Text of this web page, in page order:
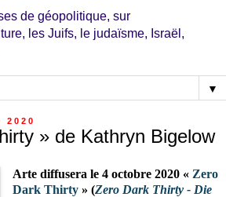
de géopolitique, sur
les Juifs, le judaïsme, Israël,
▼
2020
» de Kathryn Bigelow
Arte diffusera le 4 octobre 2020 « Zero
Dark Thirty» (Zero Dark Thirty - Die